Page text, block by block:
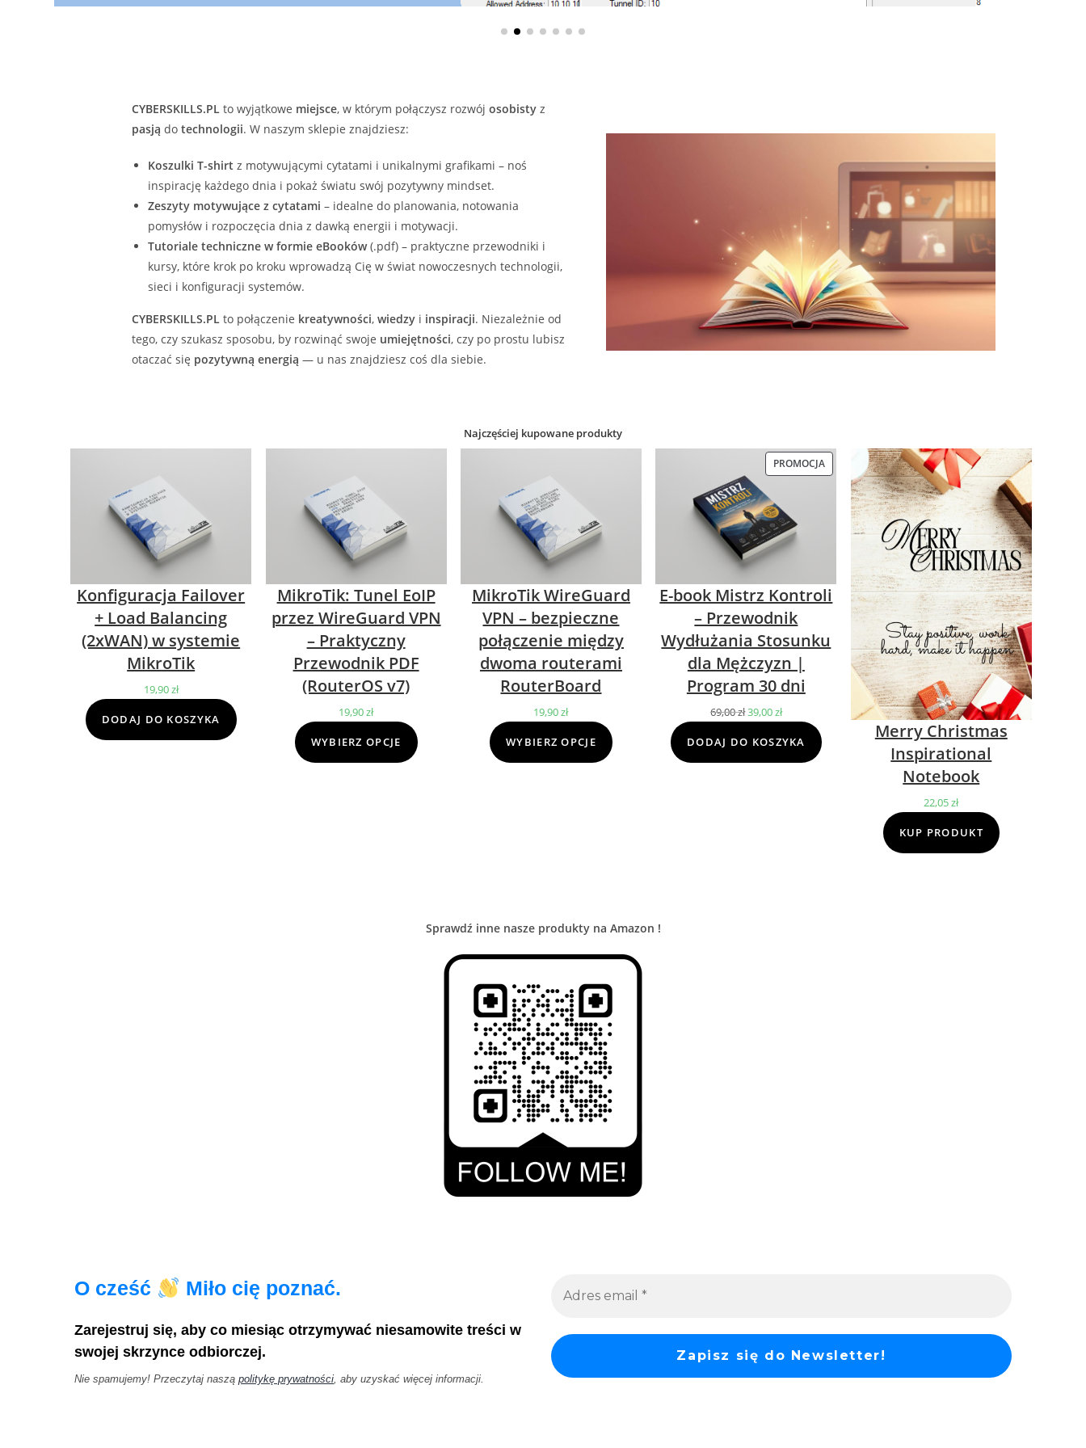
CYBERSKILLS.PLto wyjątkowe miejsce, w którym połączysz rozwój osobistyz
pasją do technologii. W naszym sklepie znajdziesz:
Koszulki T-shirt z motywującymi cytatami i unikalnymi grafikami – noś
inspirację każdego dnia i pokaż światu swój pozytywny mindset.
Zeszyty motywujące z cytatami – idealne do planowania, notowania
pomysłów i rozpoczęcia dnia z dawką energii i motywacji.
Tutoriale techniczne w formie eBooków(.pdf) – praktyczne przewodniki i
kursy, które krok po kroku wprowadzą Cię w świat nowoczesnych technologii,
sieci i konfiguracji systemów.
CYBERSKILLS.PLto połączenie kreatywności, wiedzyi inspiracji. Niezależnie od
tego, czy szukasz sposobu, by rozwinąć swoje umiejętności, czy po prostu lubisz
otaczać się pozytywną energią — u nas znajdziesz coś dla siebie.
Najczęściej kupowane produkty
Konfiguracja Failover
+ Load Balancing
(2xWAN) w systemie
MikroTik
19,90zł
DODAJ DO KOSZYKA
MikroTik: Tunel EoIP
przez WireGuard VPN
– Praktyczny
Przewodnik PDF
(RouterOS v7)
19,90zł
WYBIERZ OPCJE
MikroTik WireGuard
VPN – bezpieczne
połączenie między
dwoma routerami
RouterBoard
19,90zł
WYBIERZ OPCJE
PROMOCJAPRODUKT
PROMOCJI
E-book Mistrz Kontroli
– Przewodnik
Wydłużania Stosunku
dla Mężczyzn |
Program 30 dni
69,00złPierwotna
39,00złAktualna
wynosi:
DODAJ DO KOSZYKA
Merry Christmas
Inspirational
Notebook
22,05zł
KUP PRODUKT
Sprawdź inne nasze produkty na Amazon !
O cześć Miło cię poznać.
Zarejestruj się, aby co miesiąc otrzymywać niesamowite treści w
swojej skrzynce odbiorczej.
Nie spamujemy! Przeczytaj nasząpolitykę prywatności, aby uzyskać więcej informacji.